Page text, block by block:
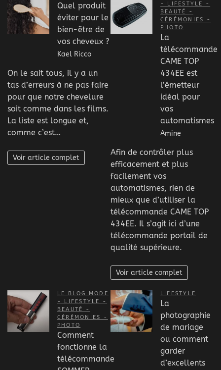
Quel produit
éviter pour le
bien-être de
vos cheveux ?
Kael Ricco
On le sait tous, il y a un
tas d’erreurs à ne pas faire
pour que notre chevelure
soit comme dans les films.
La liste est longue et,
comme c’est…
Voir article complet
- LIFESTYLE -
BEAUTÉ -
CÉRÉMONIES -
PHOTO
La
télécommande
CAME TOP
434EE est
l’émetteur
idéal pour
vos
automatismes
Amine
Afin de contrôler plus
efficacement et plus
facilement vos
automatismes, rien de
mieux que d’utiliser la
télécommande CAME TOP
434EE. Il s’agit ici d’une
télécommande portail de
qualité supérieure.
Voir article complet
LE BLOG MODE
- LIFESTYLE -
BEAUTÉ -
CÉRÉMONIES -
PHOTO
Comment
fonctionne la
télécommande
LIFESTYLE
La
photographie
de mariage
ou comment
garder
d’excellents